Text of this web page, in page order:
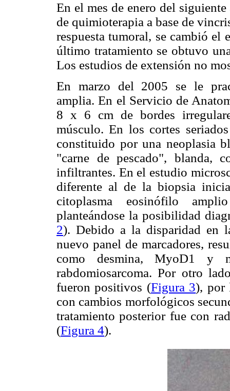
En el mes de enero del
de quimioterapia a base de
respuesta tumoral, se cambió el
último tratamiento se obtuvo
Los estudios de extensión no
En marzo del 2005 se le
amplia. En el Servicio de
8 x 6 cm de bordes
músculo. En los cortes
constituido por una neoplasia
"carne de pescado", blanda,
infiltrantes. En el estudio
diferente al de la biopsia
citoplasma eosinófilo
planteándose la posibilidad
2). Debido a la disparidad en
nuevo panel de marcadores,
como desmina, MyoD1 y
rabdomiosarcoma. Por otro
fueron positivos (Figura 3), por
con cambios morfológicos
tratamiento posterior fue con
(Figura 4).